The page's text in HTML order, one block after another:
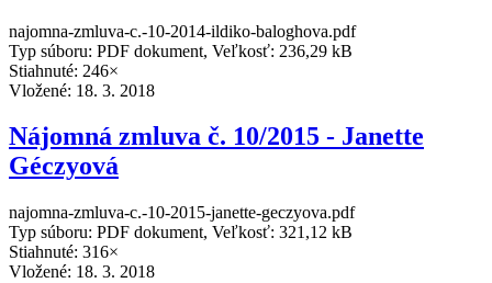
najomna-zmluva-c.-10-2014-ildiko-baloghova.pdf
Typ súboru: PDF dokument, Veľkosť: 236,29 kB
Stiahnuté: 246×
Vložené: 18. 3. 2018
Nájomná zmluva č. 10/2015 - Janette
Géczyová
najomna-zmluva-c.-10-2015-janette-geczyova.pdf
Typ súboru: PDF dokument, Veľkosť: 321,12 kB
Stiahnuté: 316×
Vložené: 18. 3. 2018